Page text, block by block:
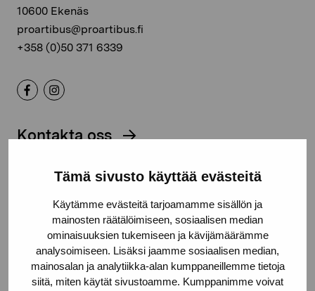
Tämä sivusto käyttää evästeitä
Käytämme evästeitä tarjoamamme sisällön ja
mainosten räätälöimiseen, sosiaalisen median
ominaisuuksien tukemiseen ja kävijämäärämme
analysoimiseen. Lisäksi jaamme sosiaalisen median,
mainosalan ja analytiikka-alan kumppaneillemme tietoja
siitä, miten käytät sivustoamme. Kumppanimme voivat
10600 Ekenäs
proartibus@proartibus.fi
+358 (0)50 371 6339
Kontakta oss
Håll dig uppdaterad om aktuella
utställningar och evenemang
Förnamn